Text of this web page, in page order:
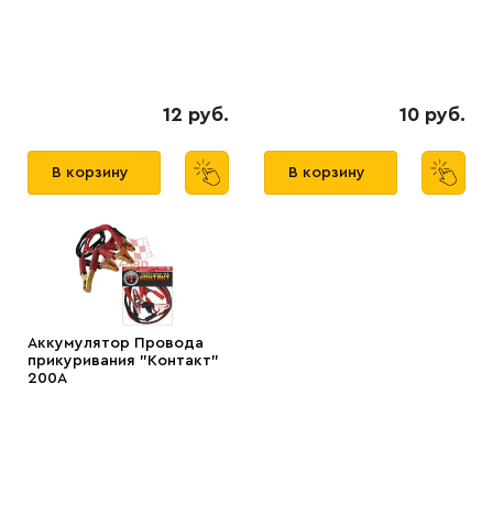
12 руб.
В корзину
10 руб.
В корзину
Аккумулятор Провода
прикуривания "Контакт"
200А